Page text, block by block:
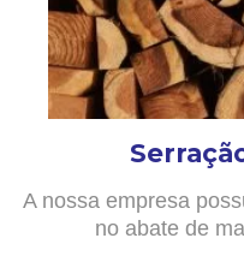
A nossa empresa
no abate de